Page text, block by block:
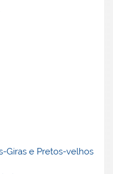
Giras e Pretos-velhos